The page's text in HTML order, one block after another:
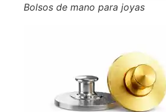
Bolsos de mano para joyas